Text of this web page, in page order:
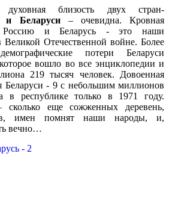
духовная близость двух стран-
и Беларуси – очевидна. Кровная
Россию и Беларусь - это наши
Великой Отечественной войне. Более
потери Беларуси
вошло во все энциклопедии и
219 тысяч человек. Довоенная
Беларуси - 9 с небольшим миллионов
в республике только в 1971 году.
еще сожженных деревень,
имен помнят наши народы, и,
вечно…